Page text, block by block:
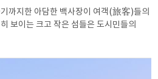
까지한 아담한 백사장이 여객(旅客)들의
보이는 크고 작은 섬들은 도시민들의